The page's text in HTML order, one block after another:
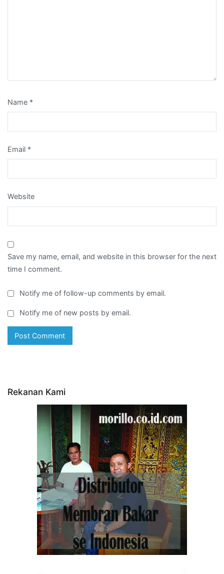
Name *
Email *
Website
Save my name, email, and website in this browser for the next
time I comment.
Notify me of follow-up comments by email.
Notify me of new posts by email.
Rekanan Kami